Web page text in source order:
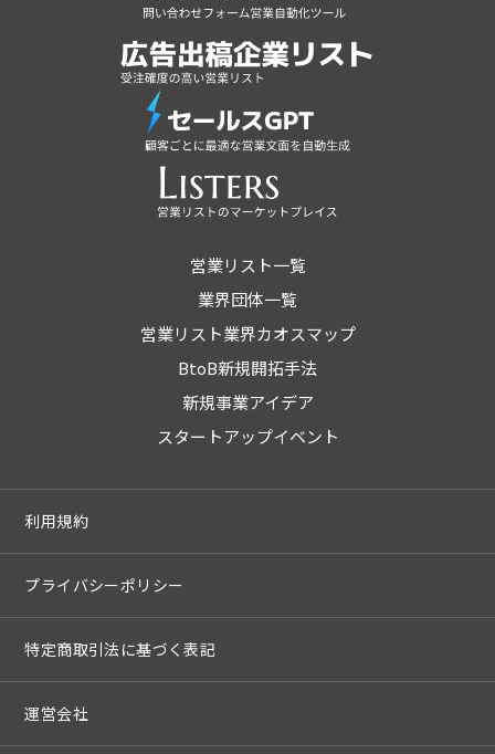
営業リスト一覧
業界団体一覧
営業リスト業界カオスマップ
BtoB新規開拓手法
新規事業アイデア
スタートアップイベント
利用規約
プライバシーポリシー
特定商取引法に基づく表記
運営会社